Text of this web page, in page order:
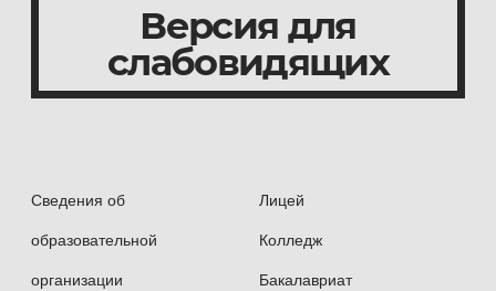
Сведения об
образовательной
организации
Лицей
Колледж
Бакалавриат
Версия для
слабовидящих